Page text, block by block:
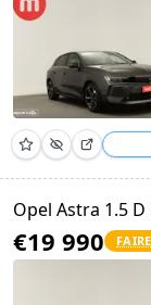
Opel Astra 1.5
€19 990